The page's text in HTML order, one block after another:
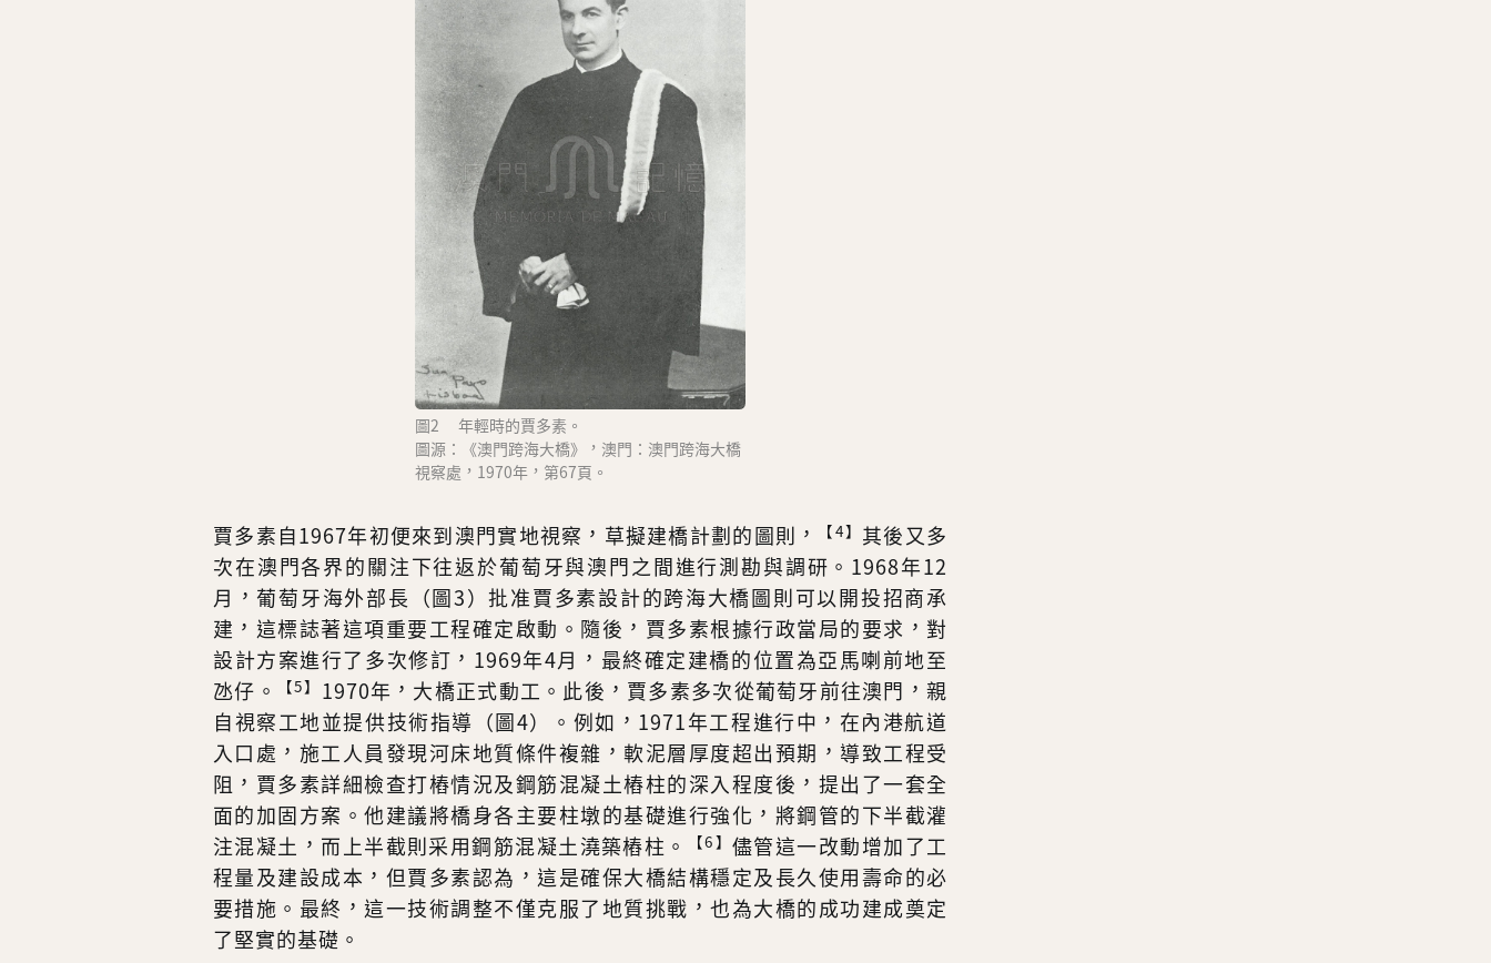
圖2 年輕時的賈多素。
圖源：《澳門跨海大橋》，澳門：澳門跨海大橋
視察處，1970年，第67頁。
賈多素自1967年初便來到澳門實地視察，草擬建橋計劃的圖則， 【4】 其後又多
次在澳門各界的關注下往返於葡萄牙與澳門之間進行測勘與調研。1968年12
月，葡萄牙海外部長（圖3）批准賈多素設計的跨海大橋圖則可以開投招商承
建，這標誌著這項重要工程確定啟動。隨後，賈多素根據行政當局的要求，對
設計方案進行了多次修訂，1969年4月，最終確定建橋的位置為亞馬喇前地至
氹仔。
【5】
1970年，大橋正式動工。此後，賈多素多次從葡萄牙前往澳門，親
自視察工地並提供技術指導（圖4）。例如，1971年工程進行中，在內港航道
入口處，施工人員發現河床地質條件複雜，軟泥層厚度超出預期，導致工程受
阻，賈多素詳細檢查打樁情況及鋼筋混凝土樁柱的深入程度後，提出了一套全
面的加固方案。他建議將橋身各主要柱墩的基礎進行強化，將鋼管的下半截灌
注混凝土，而上半截則采用鋼筋混凝土澆築樁柱。
【6】儘管這一改動增加了工
程量及建設成本，但賈多素認為，這是確保大橋結構穩定及長久使用壽命的必
要措施。最終，這一技術調整不僅克服了地質挑戰，也為大橋的成功建成奠定
了堅實的基礎。